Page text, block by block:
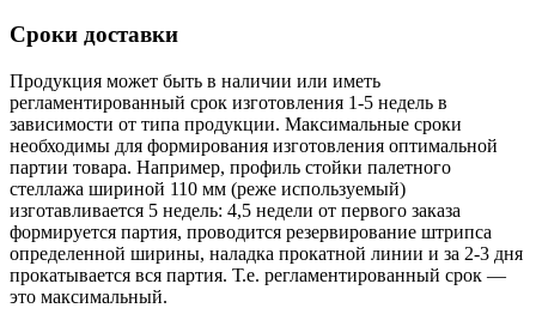
Сроки доставки
Продукция может быть в наличии или иметь
регламентированный срок изготовления 1-5 недель в
зависимости от типа продукции. Максимальные сроки
необходимы для формирования изготовления оптимальной
партии товара. Например, профиль стойки палетного
стеллажа шириной 110 мм (реже используемый)
изготавливается 5 недель: 4,5 недели от первого заказа
формируется партия, проводится резервирование штрипса
определенной ширины, наладка прокатной линии и за 2-3 дня
прокатывается вся партия. Т.е. регламентированный срок —
это максимальный.